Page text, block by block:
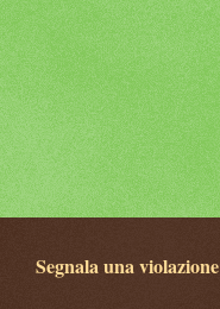
Segnala una violazione